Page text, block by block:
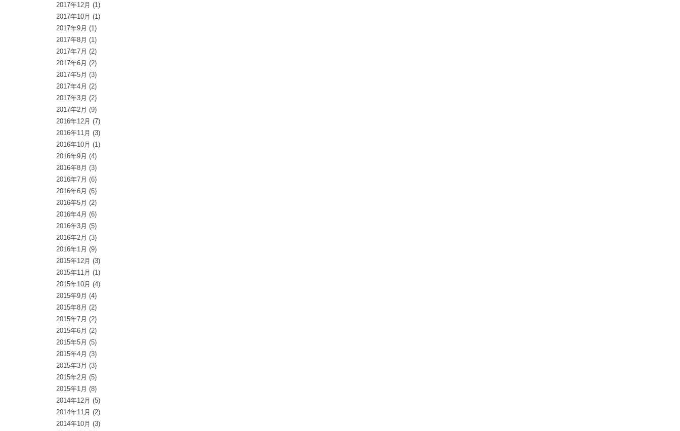
2017年12月 (1)
2017年10月 (1)
2017年9月 (1)
2017年8月 (1)
2017年7月 (2)
2017年6月 (2)
2017年5月 (3)
2017年4月 (2)
2017年3月 (2)
2017年2月 (9)
2016年12月 (7)
2016年11月 (3)
2016年10月 (1)
2016年9月 (4)
2016年8月 (3)
2016年7月 (6)
2016年6月 (6)
2016年5月 (2)
2016年4月 (6)
2016年3月 (5)
2016年2月 (3)
2016年1月 (9)
2015年12月 (3)
2015年11月 (1)
2015年10月 (4)
2015年9月 (4)
2015年8月 (2)
2015年7月 (2)
2015年6月 (2)
2015年5月 (5)
2015年4月 (3)
2015年3月 (3)
2015年2月 (5)
2015年1月 (8)
2014年12月 (5)
2014年11月 (2)
2014年10月 (3)